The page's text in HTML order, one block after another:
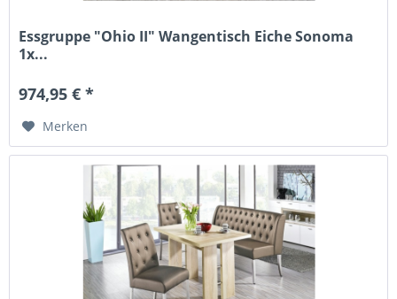
Essgruppe "Ohio II" Wangentisch Eiche Sonoma
1x...
974,95 € *
Merken